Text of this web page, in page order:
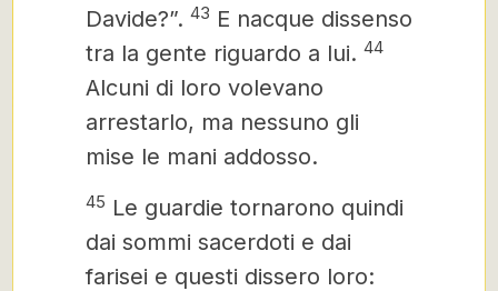
Davide?”. 43 E nacque dissenso
tra la gente riguardo a lui. 44
Alcuni di loro volevano
arrestarlo, ma nessuno gli
mise le mani addosso.
45 Le guardie tornarono quindi
dai sommi sacerdoti e dai
farisei e questi dissero loro: